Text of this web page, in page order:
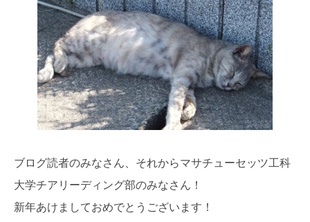
ブログ読者のみなさん、それからマサチューセッツ工科
大学チアリーディング部のみなさん！
新年あけましておめでとうございます！